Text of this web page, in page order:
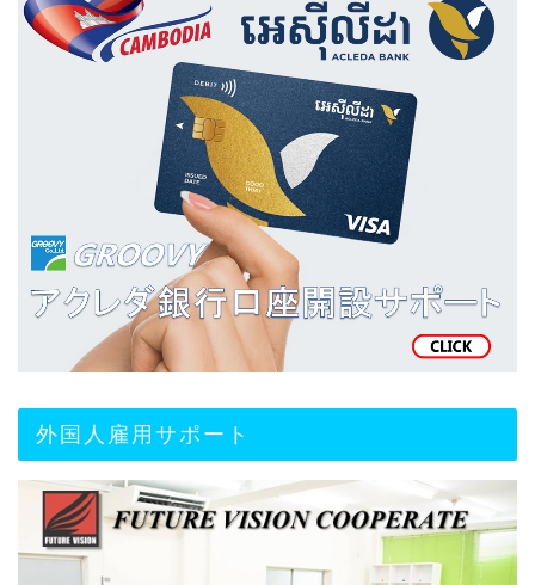
外国人雇用サポート